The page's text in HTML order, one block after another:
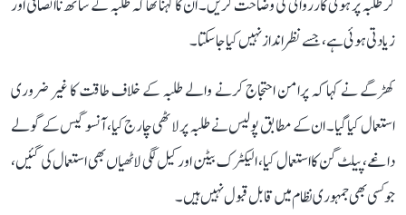
کر طلبہ پر ہوئی کارروائی کی وضاحت کریں۔ ان کا کہنا تھا کہ طلبہ کے ساتھ ناانصافی اور
زیادتی ہوئی ہے، جسے نظر انداز نہیں کیا جا سکتا۔
کھڑگے نے کہا کہ پرامن احتجاج کرنے والے طلبہ کے خلاف طاقت کا غیر ضروری
استعمال کیا گیا۔ ان کے مطابق پولیس نے طلبہ پر لاٹھی چارج کیا، آنسو گیس کے گولے
داغے، پیلٹ گن کا استعمال کیا، الیکٹرک بیٹن اور کیل لگی لاٹھیاں بھی استعمال کی گئیں،
جو کسی بھی جمہوری نظام میں قابل قبول نہیں ہیں۔